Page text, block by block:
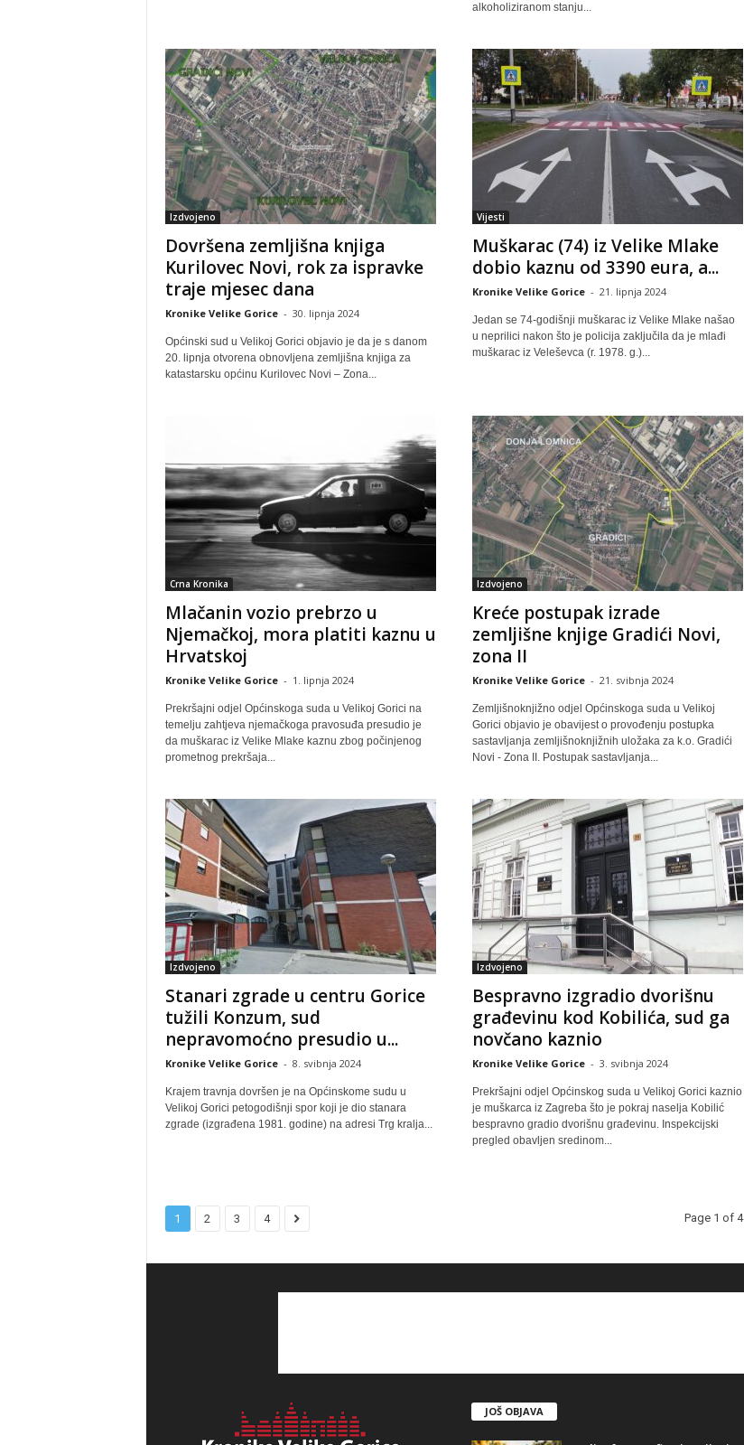
alkoholiziranom stanju...
Izdvojeno
Dovršena zemljišna knjiga
Kurilovec Novi, rok za ispravke
traje mjesec dana
Kronike Velike Gorice - 30. lipnja 2024
Općinski sud u Velikoj Gorici objavio je da je s danom
20. lipnja otvorena obnovljena zemljišna knjiga za
katastarsku općinu Kurilovec Novi – Zona...
Vijesti
Muškarac (74) iz Velike Mlake
dobio kaznu od 3390 eura, a...
Kronike Velike Gorice - 21. lipnja 2024
Jedan se 74-godišnji muškarac iz Velike Mlake našao
u neprilici nakon što je policija zaključila da je mlađi
muškarac iz Veleševca (r. 1978. g.)...
Crna Kronika
Mlačanin vozio prebrzo u
Njemačkoj, mora platiti kaznu u
Hrvatskoj
Kronike Velike Gorice - 1. lipnja 2024
Prekršajni odjel Općinskoga suda u Velikoj Gorici na
temelju zahtjeva njemačkoga pravosuđa presudio je
da muškarac iz Velike Mlake kaznu zbog počinjenog
prometnog prekršaja...
Izdvojeno
Kreće postupak izrade
zemljišne knjige Gradići Novi,
zona II
Kronike Velike Gorice - 21. svibnja 2024
Zemljišnoknjižno odjel Općinskoga suda u Velikoj
Gorici objavio je obavijest o provođenju postupka
sastavljanja zemljišnoknjižnih uložaka za k.o. Gradići
Novi - Zona II. Postupak sastavljanja...
Izdvojeno
Stanari zgrade u centru Gorice
tužili Konzum, sud
nepravomoćno presudio u...
Kronike Velike Gorice - 8. svibnja 2024
Krajem travnja dovršen je na Općinskome sudu u
Velikoj Gorici petogodišnji spor koji je dio stanara
zgrade (izgrađena 1981. godine) na adresi Trg kralja...
Izdvojeno
Bespravno izgradio dvorišnu
građevinu kod Kobilića, sud ga
novčano kaznio
Kronike Velike Gorice - 3. svibnja 2024
Prekršajni odjel Općinskog suda u Velikoj Gorici kaznio
je muškarca iz Zagreba što je pokraj naselja Kobilić
bespravno gradio dvorišnu građevinu. Inspekcijski
pregled obavljen sredinom...
1 2 3 4 Page 1 of 4
JOŠ OBJAVA